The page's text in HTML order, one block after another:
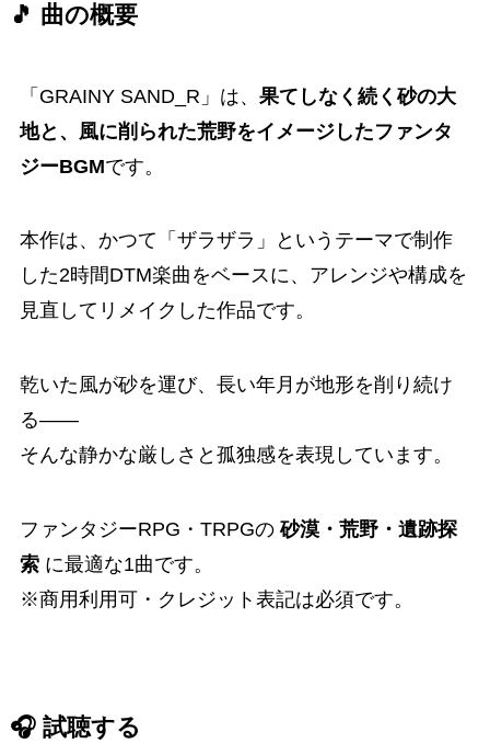
🎵 曲の概要
「GRAINY SAND_R」は、 果てしなく続く砂の大
地と、風に削られた荒野をイメージしたファンタ
ジーBGMです。
本作は、かつて「ザラザラ」というテーマで制作
した2時間DTM楽曲をベースに、アレンジや構成を
見直してリメイクした作品です。
乾いた風が砂を運び、長い年月が地形を削り続け
る――
そんな静かな厳しさと孤独感を表現しています。
ファンタジーRPG・TRPGの砂漠・荒野・遺跡探
索に最適な1曲です。
※商用利用可・クレジット表記は必須です。
🎧 試聴する